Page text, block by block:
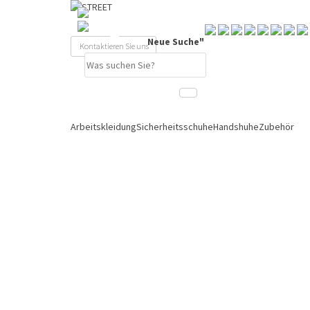
Neue Suche"
ArbeitskleidungSicherheitsschuheHandshuheZubehör
Kontaktieren Sie uns